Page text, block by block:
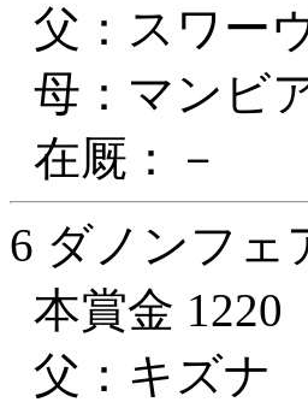
父：スワー
母：マンビ
在厩：－
6 ダノンフェ
本賞金 1220
父：キズナ